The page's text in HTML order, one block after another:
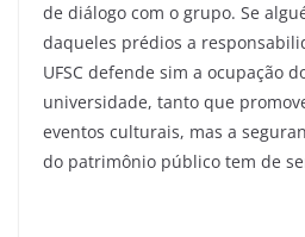
de diálogo com o grupo. Se
daqueles prédios a
UFSC defende sim a ocupação
universidade, tanto que
eventos culturais, mas a
do patrimônio público tem de